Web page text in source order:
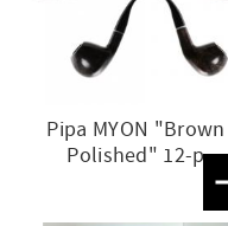
Pipa MYON "Brown
Polished" 12-p